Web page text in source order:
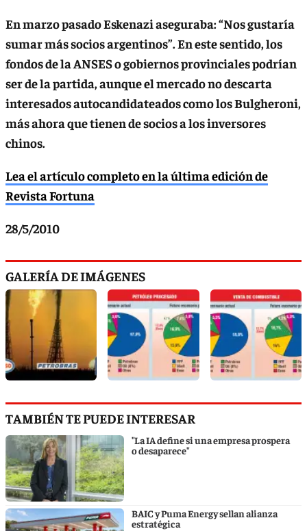
En marzo pasado Eskenazi aseguraba:“Nos gustaría
sumar más socios argentinos”. En este sentido, los
fondos de la ANSES o gobiernos provinciales podrían
ser de la partida, aunque el mercado no descarta
interesados autocandidateados como los Bulgheroni,
más ahora que tienen de socios a los inversores
chinos.
Lea el artículo completo en la última edición de
Revista Fortuna
28/5/2010
GALERÍA DE IMÁGENES
TAMBIÉN TE PUEDE INTERESAR
"La IA define si una empresa prospera
o desaparece"
BAIC y Puma Energy sellan alianza
estratégica